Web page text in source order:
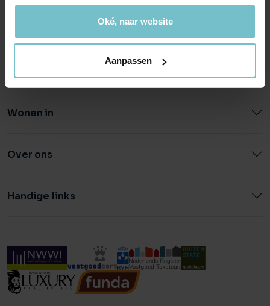
Oké, naar website
Aanpassen
info@heuvel.nl
eindhoven@heuvel.nl
040 - 78 20 849
Wonen in
Over ons
Handige links